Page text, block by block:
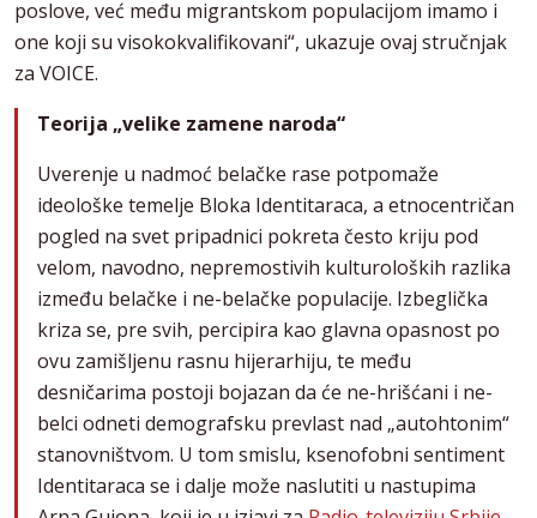
poslove, već među migrantskom populacijom imamo i
one koji su visokokvalifikovani“, ukazuje ovaj stručnjak
za VOICE.
Teorija „velike zamene naroda“
Uverenje u nadmoć belačke rase potpomaže
ideološke temelje Bloka Identitaraca, a etnocentričan
pogled na svet pripadnici pokreta često kriju pod
velom, navodno, nepremostivih kulturoloških razlika
između belačke i ne-belačke populacije. Izbeglička
kriza se, pre svih, percipira kao glavna opasnost po
ovu zamišljenu rasnu hijerarhiju, te među
desničarima postoji bojazan da će ne-hrišćani i ne-
belci odneti demografsku prevlast nad „autohtonim“
stanovništvom. U tom smislu, ksenofobni sentiment
Identitaraca se i dalje može naslutiti u nastupima